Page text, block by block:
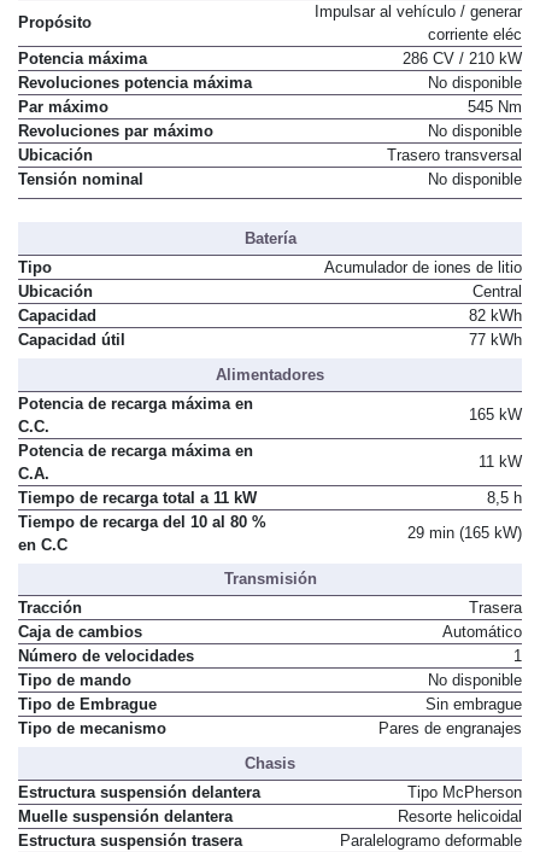
Propósito
Impulsar al vehículo / generar
corriente eléc
Potencia máxima
286 CV / 210 kW
Revoluciones potencia máxima
No disponible
Par máximo
545 Nm
Revoluciones par máximo
No disponible
Ubicación
Trasero transversal
Tensión nominal
No disponible
Batería
Tipo
Acumulador de iones de litio
Ubicación
Central
Capacidad
82 kWh
Capacidad útil
77 kWh
Alimentadores
Potencia de recarga máxima en
C.C.
165 kW
Potencia de recarga máxima en
C.A.
11 kW
Tiempo de recarga total a 11 kW
8,5 h
Tiempo de recarga del 10 al 80 %
en C.C
29 min (165 kW)
Transmisión
Tracción
Trasera
Caja de cambios
Automático
Número de velocidades
1
Tipo de mando
No disponible
Tipo de Embrague
Sin embrague
Tipo de mecanismo
Pares de engranajes
Chasis
Estructura suspensión delantera
Tipo McPherson
Muelle suspensión delantera
Resorte helicoidal
Estructura suspensión trasera
Paralelogramo deformable